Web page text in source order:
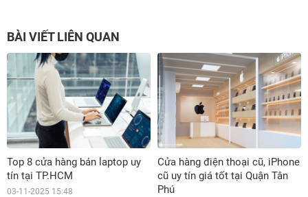
BÀI VIẾT LIÊN QUAN
Top 8 cửa hàng bán laptop uy
tín tại TP.HCM
03-11-2025 15:48
Cửa hàng điện thoại cũ, iPhone
cũ uy tín giá tốt tại Quận Tân
Phú